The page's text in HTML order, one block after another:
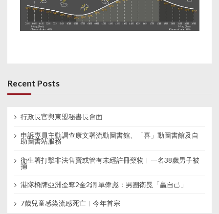
Recent Posts
行政長官與東盟秘書長會面
申訴專員主動調查康文署流動圖書館、「喜」動圖書館及自
助圖書站服務
衞生署打擊非法售賣或管有未經註冊藥物︱一名38歲男子被
捕
港隊橋牌亞洲盃奪2金2銅 單偉彪：男團衛冕「贏自己」
7歲兒童感染流感死亡︱今年首宗